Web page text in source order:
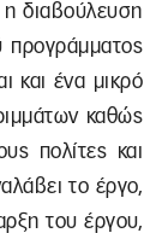
διαβούλευση
προγράμματος
και ένα μικρό
καθώς
πολίτες και
το έργο,
του έργου,